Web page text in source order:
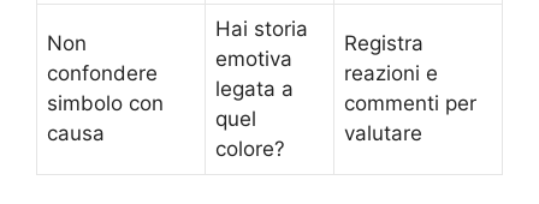
Non
confondere
simbolo con
causa
Hai storia
emotiva
legata a
quel
colore?
Registra
reazioni e
commenti per
valutare